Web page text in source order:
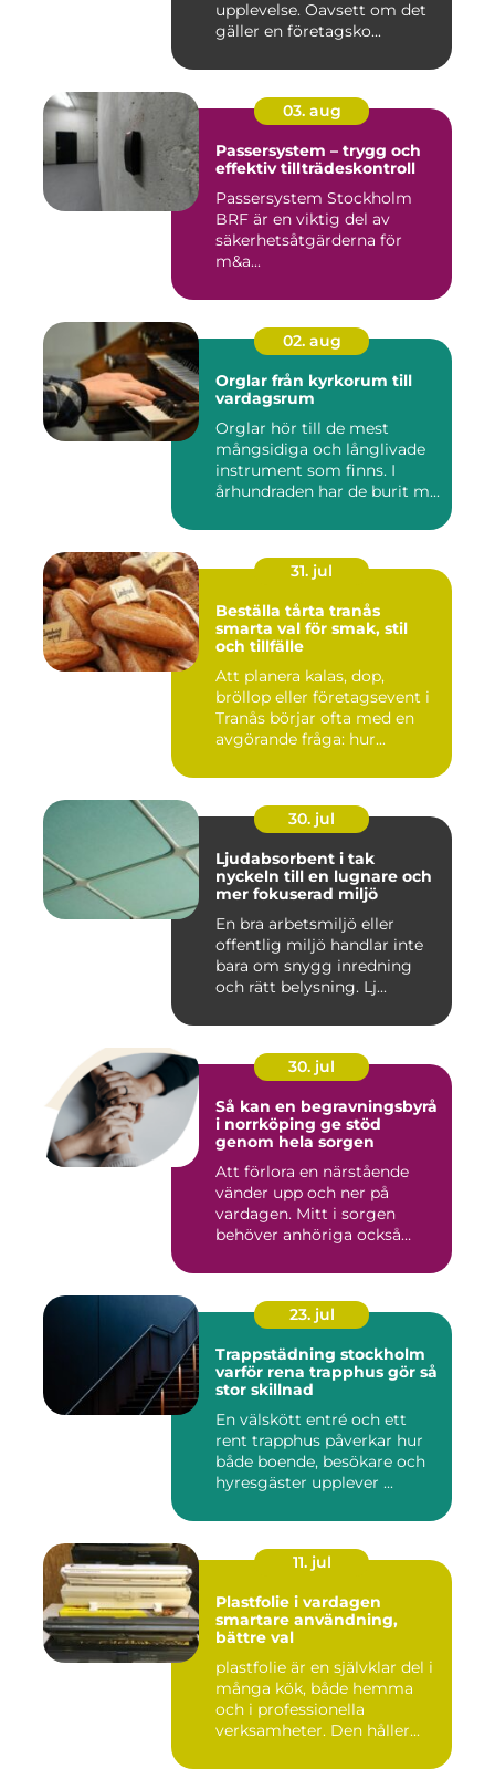
upplevelse. Oavsett om det
gäller en företagsko...
03. aug
Passersystem – trygg och
effektiv tillträdeskontroll
Passersystem Stockholm
BRF är en viktig del av
säkerhetsåtgärderna för
m&a...
02. aug
Orglar från kyrkorum till
vardagsrum
Orglar hör till de mest
mångsidiga och långlivade
instrument som finns. I
århundraden har de burit m...
31. jul
Beställa tårta tranås
smarta val för smak, stil
och tillfälle
Att planera kalas, dop,
bröllop eller företagsevent i
Tranås börjar ofta med en
avgörande fråga: hur...
30. jul
Ljudabsorbent i tak
nyckeln till en lugnare och
mer fokuserad miljö
En bra arbetsmiljö eller
offentlig miljö handlar inte
bara om snygg inredning
och rätt belysning. Lj...
30. jul
Så kan en begravningsbyrå
i norrköping ge stöd
genom hela sorgen
Att förlora en närstående
vänder upp och ner på
vardagen. Mitt i sorgen
behöver anhöriga också
23. jul
Trappstädning stockholm
varför rena trapphus gör så
stor skillnad
En välskött entré och ett
rent trapphus påverkar hur
både boende, besökare och
hyresgäster upplever ...
11. jul
Plastfolie i vardagen
smartare användning,
bättre val
plastfolie är en självklar del i
många kök, både hemma
och i professionella
verksamheter. Den håller...